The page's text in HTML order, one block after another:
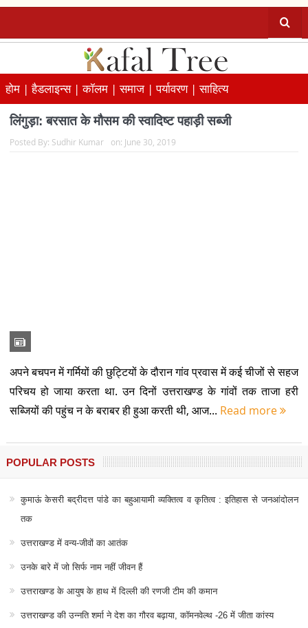
होम |हैडलाइन्स |कॉलम |समाज |पर्यावरण |साहित्य
लिंगुड़ा: बरसात के मौसम की स्वादिष्ट पहाड़ी सब्जी
Posted By: Sudhir Kumar on: June 30, 2019
अपने बचपन में गर्मियों की छुट्टियों के दौरान गांव प्रवास में कई चीजों से सहज
परिचय हो जाया करता था. उन दिनों उत्तराखण्ड के गांवों तक ताजा हरी
सब्जियों की पहुंच न के बराबर ही हुआ करती थी, आज... Read more
POPULAR POSTS
कुमाऊं केसरी बद्रीदत्त पांडे का बहुआयामी व्यक्तित्व व कृतित्व : इतिहास से जनआंदोलन
तक
उत्तराखण्ड में वन्य-जीवों का आतंक
उनके बारे में जो सिर्फ नाम नहीं जीवन हैं
उत्तराखण्ड के आयुष के हाथ में दिल्ली की रणजी टीम की कमान
उत्तराखण्ड की उन्नति शर्मा ने देश का गौरव बढ़ाया, कॉमनवेल्थ -26 में जीता कांस्य